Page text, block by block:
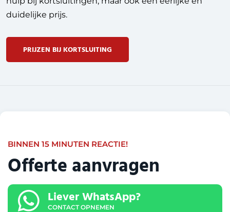
duidelijke prijs.
PRIJZEN BIJ KORTSLUITING
BINNEN 15 MINUTEN REACTIE!
Offerte aanvragen
Liever WhatsApp?
CONTACT OPNEMEN